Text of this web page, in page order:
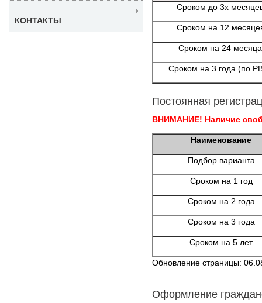
Сроком до 3х
Сроком на 12
Сроком на 24 месяца
Сроком на 3 года (по
Постоянная
ВНИМАНИЕ! Наличие
Наименование
Подбор варианта
Сроком на 1 год
Сроком на 2 года
Сроком на 3 года
Сроком на 5 лет
Обновление страницы:
Оформление
КОНТАКТЫ